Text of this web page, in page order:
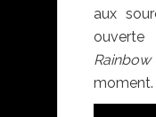
aux
ouverte
Rainbow
moment.